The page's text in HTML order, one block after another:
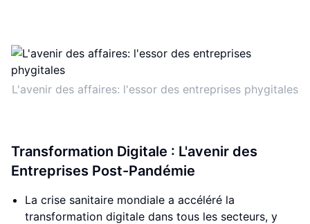
L'avenir des affaires: l'essor des entreprises phygitales
Transformation Digitale : L'avenir des
Entreprises Post-Pandémie
La crise sanitaire mondiale a accéléré la
transformation digitale dans tous les secteurs, y